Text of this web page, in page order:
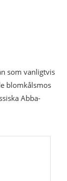
som vanligtvis
blomkålsmos
Abba-